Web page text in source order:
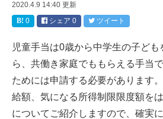
2020.4.9 14:40 更新
0
シェア 0 ツイート
児童手当は0歳から中学生の子ど
ら、共働き家庭でももらえる手当
ためには申請する必要があります
給額、気になる所得制限限度額を
についてご紹介しますので、確実